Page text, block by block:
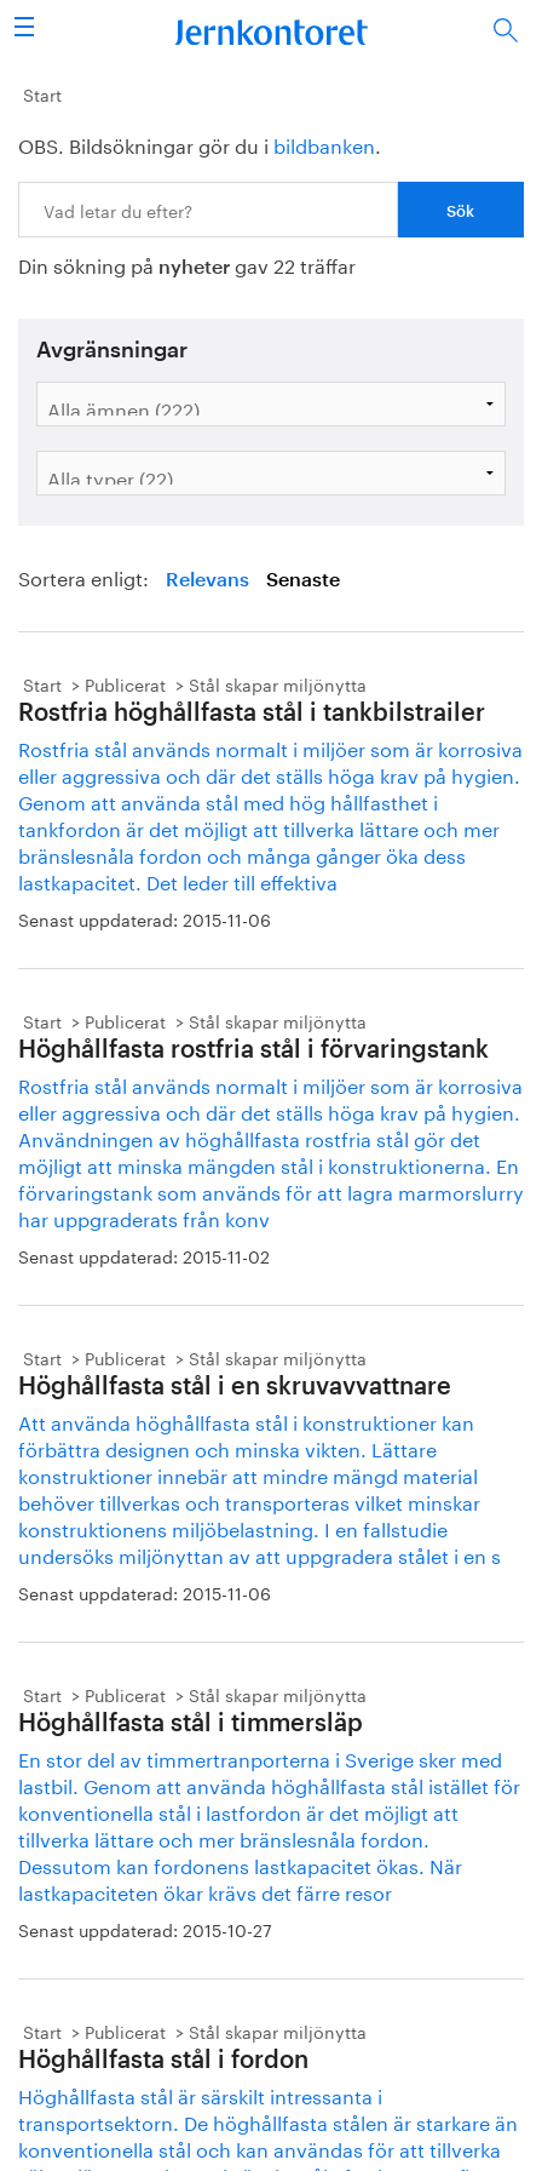
Sök
Stålindustrin
Vision 2050
Forskning/utbildning
Energi/miljö
Vi tycker
Bildbank
Start
OBS. Bildsökningar gör du i bildbanken.
Din sökning på nyheter gav 22 träffar
Avgränsningar
Sortera enligt: Relevans Senaste
Start Publicerat Stål skapar miljönytta
Rostfria höghållfasta stål i tankbilstrailer
Rostfria stål används normalt i miljöer som är korrosiva
eller aggressiva och där det ställs höga krav på hygien.
Genom att använda stål med hög hållfasthet i
tankfordon är det möjligt att tillverka lättare och mer
bränslesnåla fordon och många gånger öka dess
lastkapacitet. Det leder till effektiva
Senast uppdaterad: 2015-11-06
Start Publicerat Stål skapar miljönytta
Höghållfasta rostfria stål i förvaringstank
Rostfria stål används normalt i miljöer som är korrosiva
eller aggressiva och där det ställs höga krav på hygien.
Användningen av höghållfasta rostfria stål gör det
möjligt att minska mängden stål i konstruktionerna. En
förvaringstank som används för att lagra marmorslurry
har uppgraderats från konv
Senast uppdaterad: 2015-11-02
Start Publicerat Stål skapar miljönytta
Höghållfasta stål i en skruvavvattnare
Att använda höghållfasta stål i konstruktioner kan
förbättra designen och minska vikten. Lättare
konstruktioner innebär att mindre mängd material
behöver tillverkas och transporteras vilket minskar
konstruktionens miljöbelastning. I en fallstudie
undersöks miljönyttan av att uppgradera stålet i en s
Senast uppdaterad: 2015-11-06
Start Publicerat Stål skapar miljönytta
Höghållfasta stål i timmersläp
En stor del av timmertranporterna i Sverige sker med
lastbil. Genom att använda höghållfasta stål istället för
konventionella stål i lastfordon är det möjligt att
tillverka lättare och mer bränslesnåla fordon.
Dessutom kan fordonens lastkapacitet ökas. När
lastkapaciteten ökar krävs det färre resor
Senast uppdaterad: 2015-10-27
Start Publicerat Stål skapar miljönytta
Höghållfasta stål i fordon
Höghållfasta stål är särskilt intressanta i
transportsektorn. De höghållfasta stålen är starkare än
konventionella stål och kan användas för att tillverka